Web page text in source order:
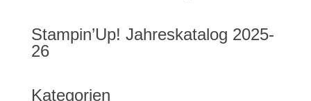
Stampin’Up! Jahreskatalog 2025-
26
Kategorien